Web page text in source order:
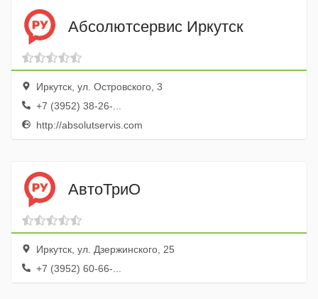
Абсолютсервис Иркутск
Иркутск, ул. Островского, 3
+7 (3952) 38-26-...
http://absolutservis.com
АвтоТриО
Иркутск, ул. Дзержинского, 25
+7 (3952) 60-66-...